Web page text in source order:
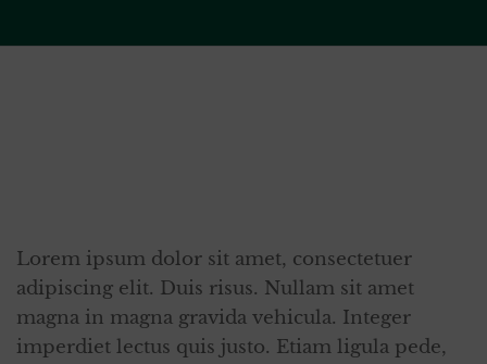
Lorem ipsum dolor sit amet, consectetuer
adipiscing elit. Duis risus. Nullam sit amet
magna in magna gravida vehicula. Integer
imperdiet lectus quis justo. Etiam ligula pede,